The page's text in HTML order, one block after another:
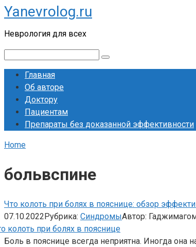
Перейти
к
контенту
Yanevrolog.ru
Неврология для всех
Главная
Об авторе
Доктору
Пациентам
Препараты без доказанной эффективности
Home
больвспине
Что колоть при болях в пояснице: обзор
07.10.2022Рубрика: СиндромыАвтор:
Боль в пояснице всегда неприятна. Иногда она